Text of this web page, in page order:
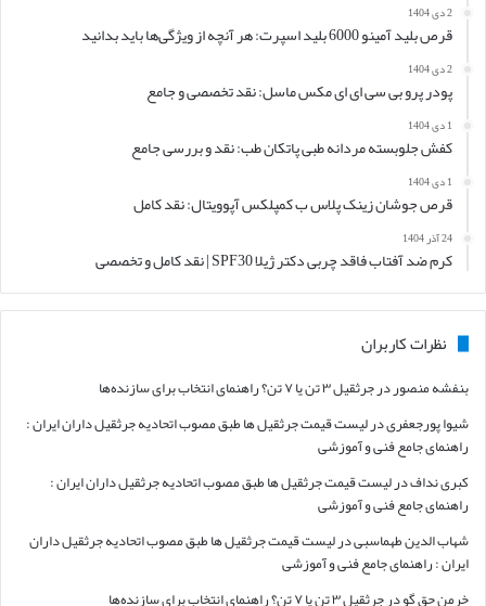
2 دی 1404
قرص بلید آمینو 6000 بلید اسپرت: هر آنچه از ویژگی‌ها باید بدانید
2 دی 1404
پودر پرو بی سی ای ای مکس ماسل: نقد تخصصی و جامع
1 دی 1404
کفش جلوبسته مردانه طبی پاتکان طب: نقد و بررسی جامع
1 دی 1404
قرص جوشان زینک پلاس ب کمپلکس آپوویتال: نقد کامل
24 آذر 1404
کرم ضد آفتاب فاقد چربی دکتر ژیلا SPF30 | نقد کامل و تخصصی
نظرات کاربران
بنفشه منصوردرجرثقیل ۳ تن یا ۷ تن؟ راهنمای انتخاب برای سازنده‌ها
شیوا پورجعفریدرلیست قیمت جرثقیل ها طبق مصوب اتحادیه جرثقیل داران ایران :
راهنمای جامع فنی و آموزشی
کبری ندافدرلیست قیمت جرثقیل ها طبق مصوب اتحادیه جرثقیل داران ایران :
راهنمای جامع فنی و آموزشی
شهاب الدین طهماسبیدرلیست قیمت جرثقیل ها طبق مصوب اتحادیه جرثقیل داران
ایران : راهنمای جامع فنی و آموزشی
خرمن حق گودرجرثقیل ۳ تن یا ۷ تن؟ راهنمای انتخاب برای سازنده‌ها